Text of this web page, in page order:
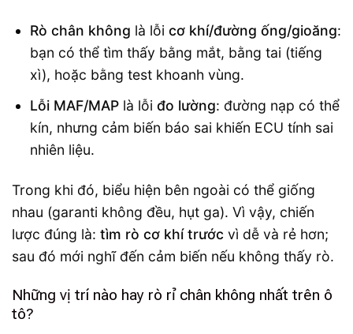
Rò chân không là lỗi cơ khí/đường ống/gioăng:
bạn có thể tìm thấy bằng mắt, bằng tai (tiếng
xì), hoặc bằng test khoanh vùng.
Lỗi MAF/MAPlà lỗi đo lường: đường nạp có thể
kín, nhưng cảm biến báo sai khiến ECU tính sai
nhiên liệu.
Trong khi đó, biểu hiện bên ngoài có thể giống
nhau (garanti không đều, hụt ga). Vì vậy, chiến
lược đúng là: tìm rò cơ khí trước vì dễ và rẻ hơn;
sau đó mới nghĩ đến cảm biến nếu không thấy rò.
Những vị trí nào hay rò rỉ chân không nhất trên ô
tô?